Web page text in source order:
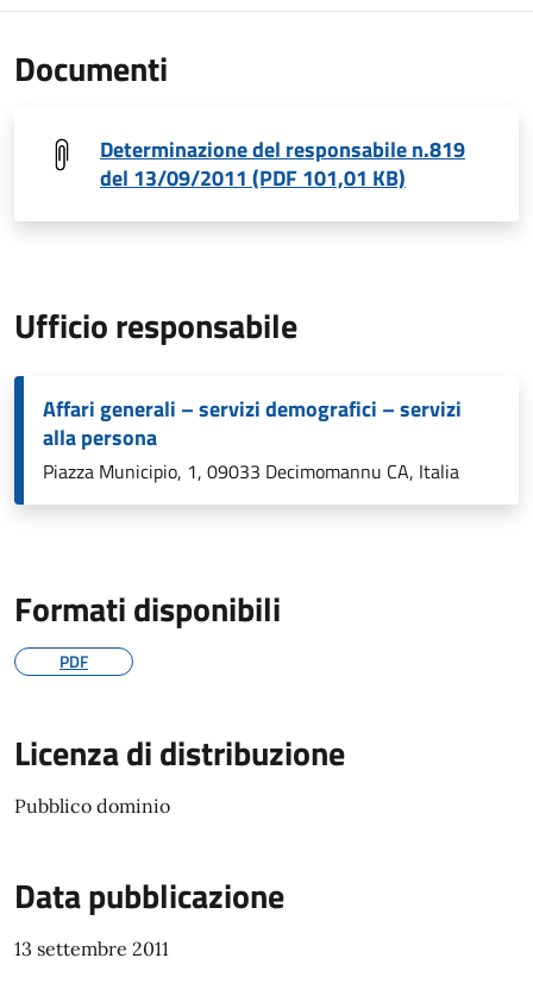
Documenti
Determinazione del responsabile n.819
del 13/09/2011 (PDF 101,01 KB)
Ufficio responsabile
Affari generali – servizi demografici – servizi
alla persona
Piazza Municipio, 1, 09033 Decimomannu CA, Italia
Formati disponibili
PDF
Licenza di distribuzione
Pubblico dominio
Data pubblicazione
13 settembre 2011